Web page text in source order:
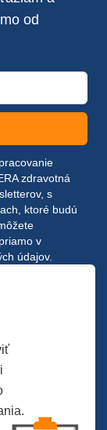
od
zdravotná
s
ktoré budú
v
údajov.